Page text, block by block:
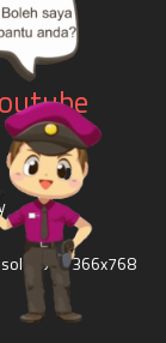
1366x768